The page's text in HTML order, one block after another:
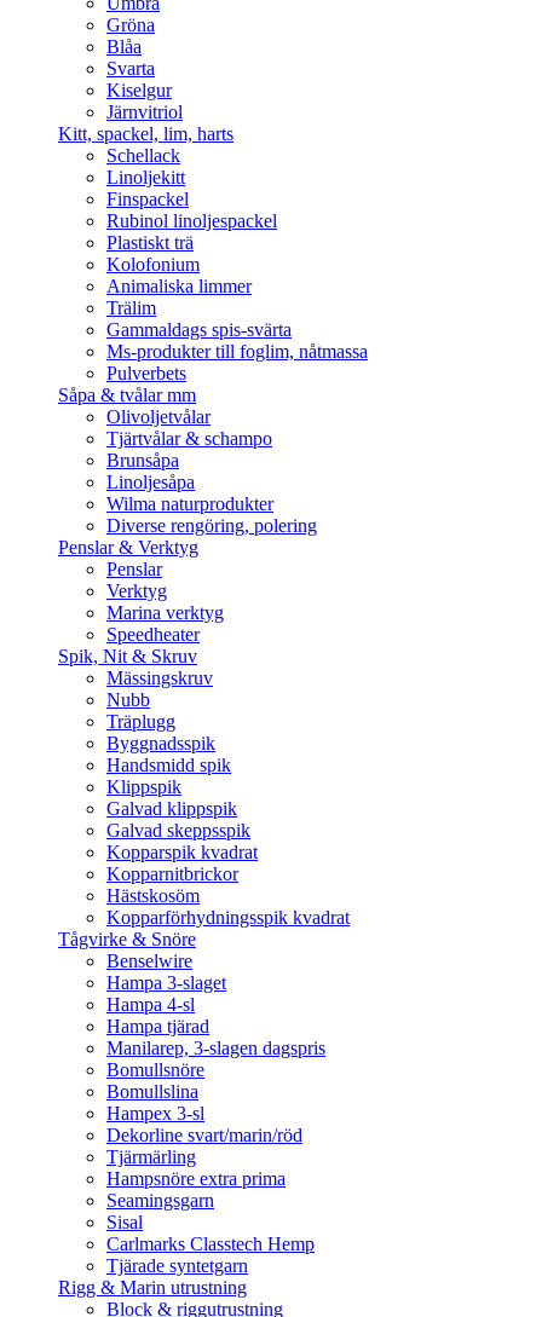
Gröna
Blåa
Svarta
Kiselgur
Järnvitriol
Kitt, spackel, lim, harts
Schellack
Linoljekitt
Finspackel
Rubinol linoljespackel
Plastiskt trä
Kolofonium
Animaliska limmer
Trälim
Gammaldags spis-svärta
Ms-produkter till foglim, nåtmassa
Pulverbets
Såpa & tvålar mm
Olivoljetvålar
Tjärtvålar & schampo
Brunsåpa
Linoljesåpa
Wilma naturprodukter
Diverse rengöring, polering
Penslar & Verktyg
Penslar
Verktyg
Marina verktyg
Speedheater
Spik, Nit & Skruv
Mässingskruv
Nubb
Träplugg
Byggnadsspik
Handsmidd spik
Klippspik
Galvad klippspik
Galvad skeppsspik
Kopparspik kvadrat
Kopparnitbrickor
Hästskosöm
Kopparförhydningsspik kvadrat
Tågvirke & Snöre
Benselwire
Hampa 3-slaget
Hampa 4-sl
Hampa tjärad
Manilarep, 3-slagen dagspris
Bomullsnöre
Bomullslina
Hampex 3-sl
Dekorline svart/marin/röd
Tjärmärling
Hampsnöre extra prima
Seamingsgarn
Sisal
Carlmarks Classtech Hemp
Tjärade syntetgarn
Rigg & Marin utrustning
Block & riggutrustning